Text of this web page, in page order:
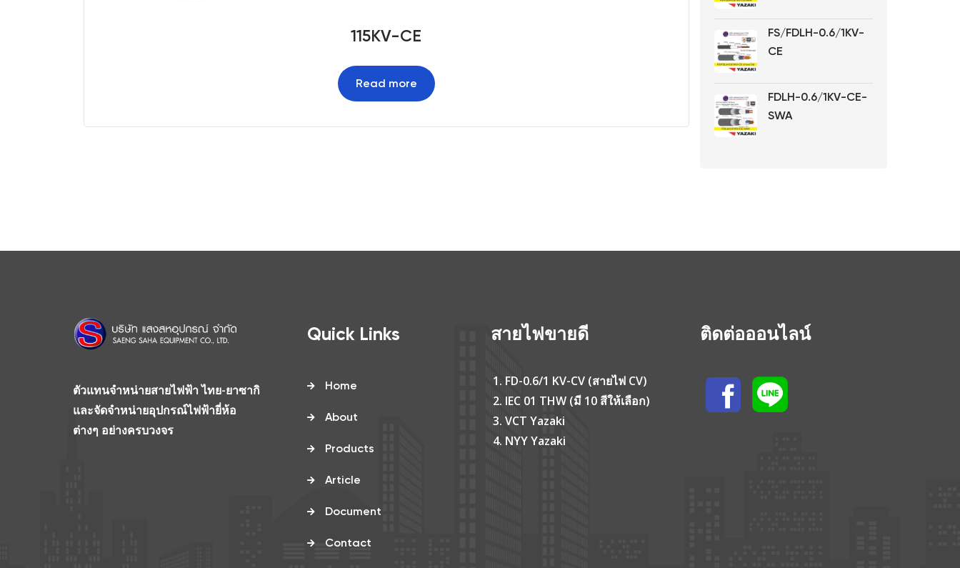
115KV-CE
Read more
FS/FDLH-0.6/1KV-
CE
FDLH-0.6/1KV-CE-
SWA
ตัวแทนจำหน่ายสายไฟฟ้า ไทย-ยาซากิ
และจัดจำหน่ายอุปกรณ์ไฟฟ้ายี่ห้อ
ต่างๆ อย่างครบวงจร
Quick Links
Home
About
Products
Article
Document
Contact
สายไฟขายดี
FD-0.6/1 KV-CV (สายไฟ CV)
IEC 01 THW (มี 10 สีให้เลือก)
VCT Yazaki
NYY Yazaki
ติดต่อออนไลน์